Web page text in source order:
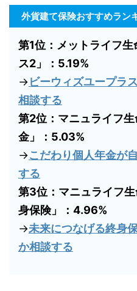
外貨建て保険おすすめラン
第1位：メットライフ
ス2」：5.19%
→ビーウィズユープラ
相談する
第2位：マニュライフ
金」：5.03%
→こだわり個人年金が
する
第3位：マニュライフ
身保険」：4.96%
→未来につなげる終身
か相談する